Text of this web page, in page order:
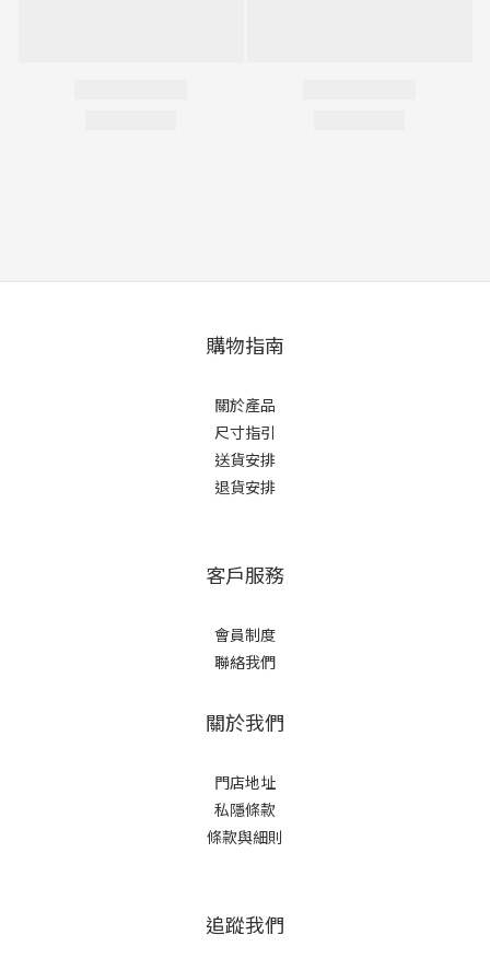
購物指南
關於產品
尺寸指引
送貨安排
退貨安排
客戶服務
會員制度
聯絡我們
關於我們
門店地址
私隱條款
條款與細則
追蹤我們